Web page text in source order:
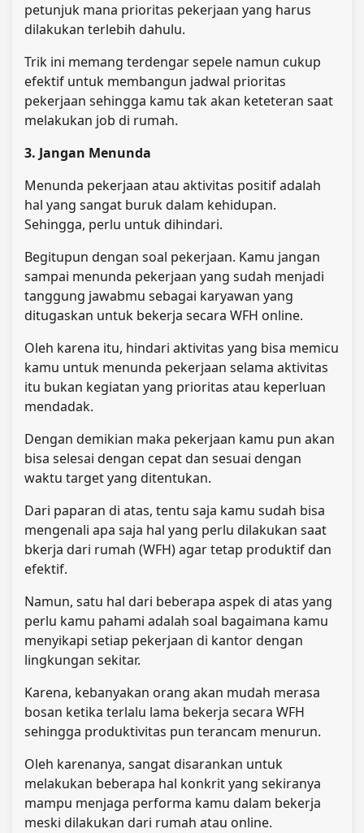
petunjuk mana prioritas pekerjaan yang harus
dilakukan terlebih dahulu.
Trik ini memang terdengar sepele namun cukup
efektif untuk membangun jadwal prioritas
pekerjaan sehingga kamu tak akan keteteran saat
melakukan job di rumah.
3. Jangan Menunda
Menunda pekerjaan atau aktivitas positif adalah
hal yang sangat buruk dalam kehidupan.
Sehingga, perlu untuk dihindari.
Begitupun dengan soal pekerjaan. Kamu jangan
sampai menunda pekerjaan yang sudah menjadi
tanggung jawabmu sebagai karyawan yang
ditugaskan untuk bekerja secara WFH online.
Oleh karena itu, hindari aktivitas yang bisa memicu
kamu untuk menunda pekerjaan selama aktivitas
itu bukan kegiatan yang prioritas atau keperluan
mendadak.
Dengan demikian maka pekerjaan kamu pun akan
bisa selesai dengan cepat dan sesuai dengan
waktu target yang ditentukan.
Dari paparan di atas, tentu saja kamu sudah bisa
mengenali apa saja hal yang perlu dilakukan saat
bkerja dari rumah (WFH) agar tetap produktif dan
efektif.
Namun, satu hal dari beberapa aspek di atas yang
perlu kamu pahami adalah soal bagaimana kamu
menyikapi setiap pekerjaan di kantor dengan
lingkungan sekitar.
Karena, kebanyakan orang akan mudah merasa
bosan ketika terlalu lama bekerja secara WFH
sehingga produktivitas pun terancam menurun.
Oleh karenanya, sangat disarankan untuk
melakukan beberapa hal konkrit yang sekiranya
mampu menjaga performa kamu dalam bekerja
meski dilakukan dari rumah atau online.